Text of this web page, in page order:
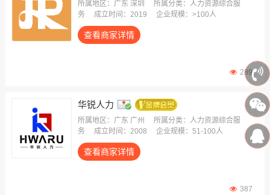
雇主责任险
所属地区：广东 深圳
所属分类：人力资源综合服
务
成立时间：2019 企业规模：>100人
查看商家详情
289
华锐人力
所属地区：广东 广州
所属分类：人力资源综合服
务
成立时间：2008 企业规模：51-100人
查看商家详情
387